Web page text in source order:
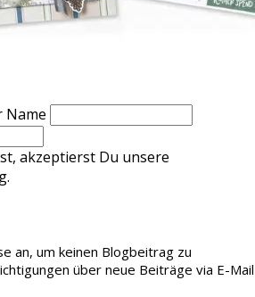
Name
akzeptierst Du unsere
an, um keinen Blogbeitrag zu
über neue Beiträge via E-Mail